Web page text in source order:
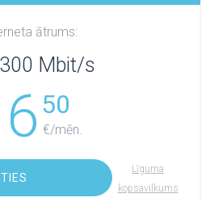
ātrums:
Mbit/s
50
€/mēn.
Līguma
kopsavilkums